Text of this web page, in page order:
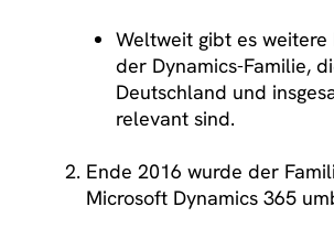
Weltweit gibt es weitere
der Dynamics-Familie,
Deutschland und
relevant sind.
Ende 2016 wurde der
Microsoft Dynamics 365